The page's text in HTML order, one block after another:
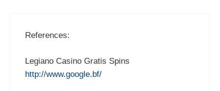
References:
Legiano Casino Gratis Spins
http://www.google.bf/